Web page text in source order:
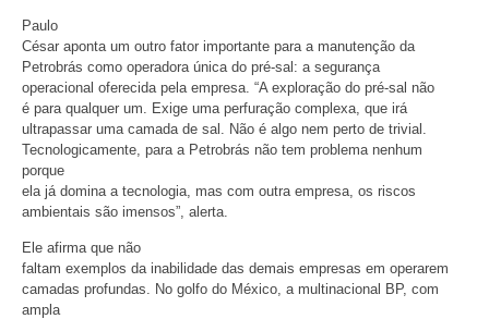
Paulo
César aponta um outro fator importante para a manutenção da
Petrobrás como operadora única do pré-sal: a segurança
operacional oferecida pela empresa. “A exploração do pré-sal não
é para qualquer um. Exige uma perfuração complexa, que irá
ultrapassar uma camada de sal. Não é algo nem perto de trivial.
Tecnologicamente, para a Petrobrás não tem problema nenhum
porque
ela já domina a tecnologia, mas com outra empresa, os riscos
ambientais são imensos”, alerta.
Ele afirma que não
faltam exemplos da inabilidade das demais empresas em operarem
camadas profundas. No golfo do México, a multinacional BP, com
ampla